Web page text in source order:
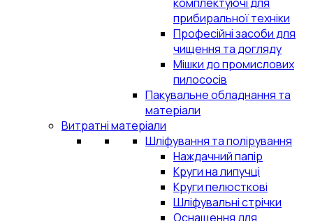
прибиральної техніки
Професійні засоби для
чищення та догляду
Мішки до промислових
пилососів
Пакувальне обладнання та
матеріали
Витратні матеріали
Шліфування та полірування
Наждачний папір
Круги на липучці
Круги пелюсткові
Шліфувальні стрічки
Оснащення для